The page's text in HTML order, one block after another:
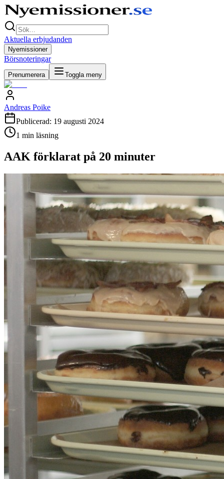
Aktuella erbjudanden
Nyemissioner
Börsnoteringar
Prenumerera Toggla meny
Andreas Poike
Publicerad: 19 augusti 2024
1 min läsning
AAK förklarat på 20 minuter